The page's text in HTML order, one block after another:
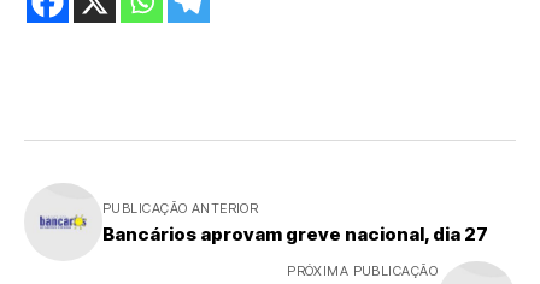
PUBLICAÇÃO ANTERIOR
Bancários aprovam greve nacional, dia 27
PRÓXIMA PUBLICAÇÃO